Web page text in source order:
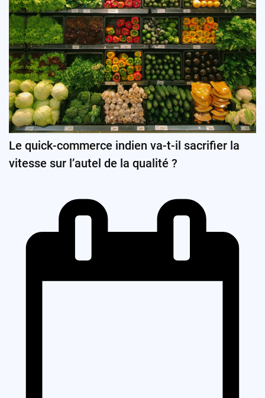
Le quick-commerce indien va-t-il sacrifier la
vitesse sur l’autel de la qualité ?